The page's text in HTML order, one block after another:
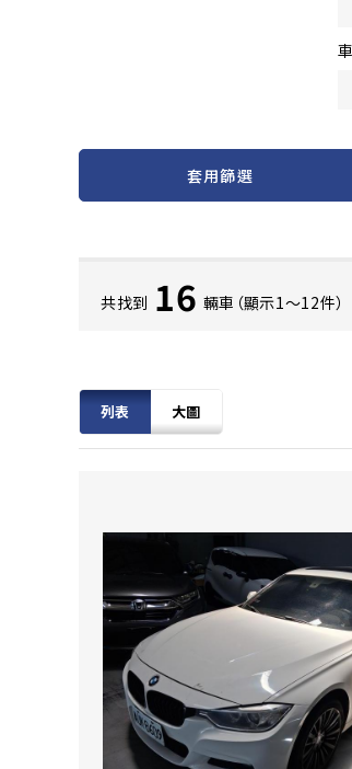
套用篩選
共找到 16 輛車（顯示1〜12件）
列表 大圖